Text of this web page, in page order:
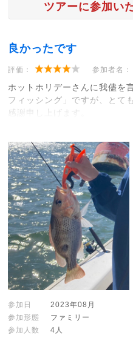
ツアーに参加い
良かったです
評価： 参加者名：
ホットホリデーさんに我儘を
フィッシング」ですが、とて
感謝申し上げます。
参加日
2023年08月
参加形態
ファミリー
参加人数
4人